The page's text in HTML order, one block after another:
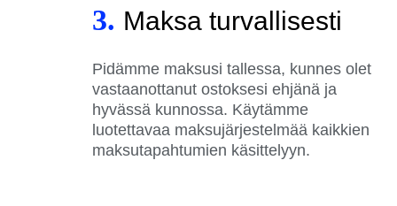
3. Maksa turvallisesti
Pidämme maksusi tallessa, kunnes olet
vastaanottanut ostoksesi ehjänä ja
hyvässä kunnossa. Käytämme
luotettavaa maksujärjestelmää kaikkien
maksutapahtumien käsittelyyn.